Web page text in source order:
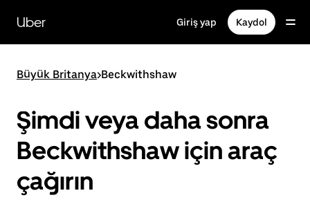
içeriğe
gidinUber Giriş yap Kaydol
Büyük Britanya>Beckwithshaw
Şimdi veya daha sonra
Beckwithshaw için araç
çağırın